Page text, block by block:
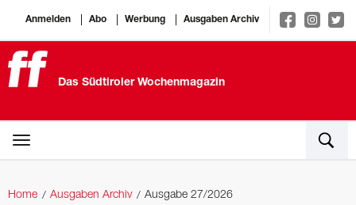
Anmelden Abo Werbung Ausgaben Archiv
Das Südtiroler Wochenmagazin
Home Ausgaben Archiv Ausgabe 27/2026